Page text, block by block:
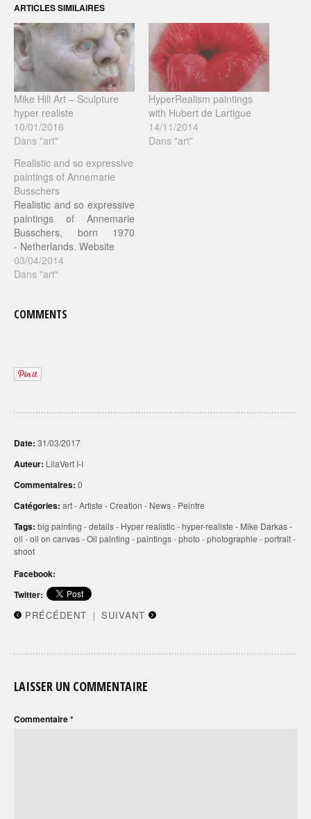
ARTICLES SIMILAIRES
Mike Hill Art – Sculpture
hyper realiste
10/01/2016
Dans "art"
HyperRealism paintings
with Hubert de Lartigue
14/11/2014
Dans "art"
Realistic and so expressive
paintings of Annemarie
Busschers
Realistic and so expressive
paintings of Annemarie
Busschers, born 1970
- Netherlands. Website
03/04/2014
Dans "art"
COMMENTS
Date: 31/03/2017
Auteur: LilaVert I-I
Commentaires: 0
Catégories: art-Artiste -Creation - News- Peintre
Tags: big painting -details- Hyper realistic-hyper-realiste - Mike Darkas-
oil -oil on canvas-Oil painting -paintings-photo -photographie -portrait-
shoot
Facebook:
Twitter:
PRÉCÉDENT | SUIVANT
LAISSER UN COMMENTAIRE
Commentaire*